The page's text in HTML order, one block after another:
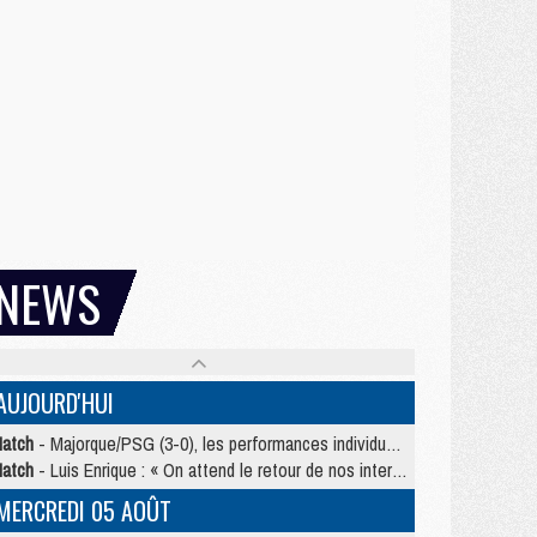
- Majorque/PSG (3-0), les performances individuelles
- Luis Enrique : « On attend le retour de nos internationaux »
05 AOÛT